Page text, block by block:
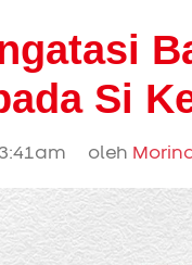
Si
oleh